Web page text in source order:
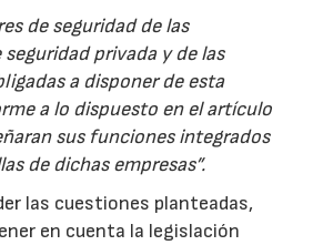
de seguridad de las
seguridad privada y de las
a disponer de esta
a lo dispuesto en el artículo
sus funciones integrados
de dichas empresas”.
las cuestiones planteadas,
en cuenta la legislación